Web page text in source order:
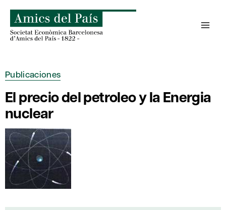
contenido
Publicaciones
El precio del petroleo y la Energia
nuclear